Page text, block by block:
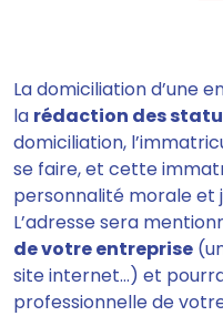
La domiciliation d’une
la rédaction des
domiciliation,
se faire, et cette
personnalité morale et
L’adresse sera
de votre entreprise
site internet…) et
professionnelle de